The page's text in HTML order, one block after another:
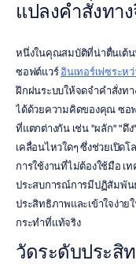
แปลงคำสั่งทา
หนึ่งในคุณสมบัติที่น่าตื่นเต้น
ซอฟต์แวร์ อินเทอร์เฟซระห
ฝึกฝนระบบให้จดจำคำสั่งท
ได้ด้วยความคิดของคุณ ซอฟ
ที่แตกต่างกัน เช่น "ผลัก" "ดึ
เคลื่อนไหวใดๆ ซึ่งช่วยเปิด
การใช้งานที่ไม่ต้องใช้มือ เ
ประสบการณ์การมีปฏิสัมพัน
ประสิทธิภาพและเข้าใจง่าย
กระทำที่แท้จริง
วัดระดับประ